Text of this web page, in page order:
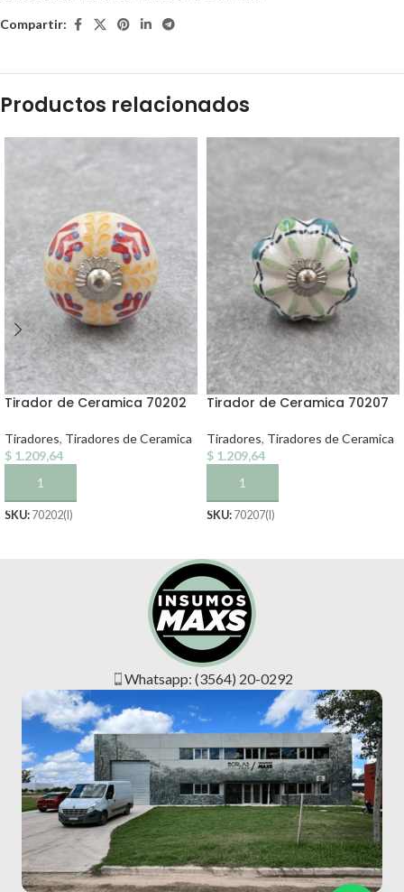
Compartir:
Productos relacionados
Tirador de Ceramica 70202
Tiradores, Tiradores de Ceramica
$ 1.209,64
AÑADIR AL CARRITO
SKU: 70202(I)
Tirador de Ceramica 70207
Tiradores, Tiradores de Ceramica
$ 1.209,64
AÑADIR AL CARRITO
SKU: 70207(I)
Whatsapp: (3564) 20-0292